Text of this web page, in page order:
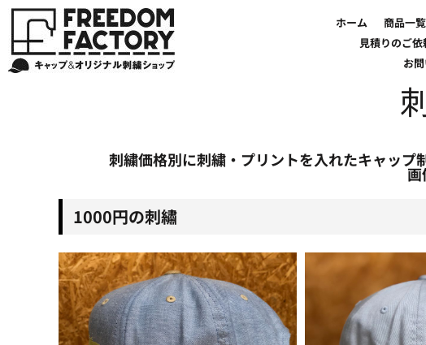
ホーム 商品一
見積りのご依
お
刺繍価格別に刺繍・プリントを入れたキャップ
1000円の刺繡
ホーム
商品一覧から選ぶ
商品一覧から選ぶ
刺繍価格送料について
湘南MALLフィル店舗案内
セール＆おすすめ特集
セール＆おすすめ特集
ブログ一覧
ブログ一覧
お問い合わせ
店舗オリジナルデザイン
新着おすすめ商品
セール
NEW ERA BLANK CAP(ニューエラ 無地キャップ）
アパレル・バッグブランド
バッグ
NEW ERA ニューエラライセンス
47BLAND-MLB(フォーティセブン MLB）
MLB メジャーリーグチーム
NBA バスケットボールチーム
その他ライセンスキャップ
オリジナル刺繍をオーダー
文字でデザインする場合
お客様のデザインをアップロードする場合
店舗で購入の方で初めてネット注文する方へ
【帽子】刺繍価格について
【アパレル】刺繍価格について
送料について
バッグやTシャツにも刺繍可能
59FIFTYとは?
ユーポン/フレックスフィットとは
商品紹介・新着情報
刺繍・デザインの知識
刺繍ミシン・設備紹介
FREEDOM
アルファベット3D刺繍 花文字A A-Z
ワッペン
法人・企業向け商品特集
イベント・販促向け商品特集
学校・部活向け商品特集